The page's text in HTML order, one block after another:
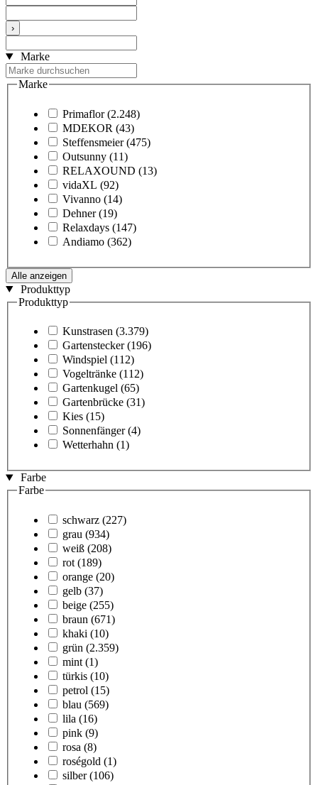
›
Marke
Marke
Primaflor (2.248)
MDEKOR (43)
Steffensmeier (475)
Outsunny (11)
RELAXOUND (13)
vidaXL (92)
Vivanno (14)
Dehner (19)
Relaxdays (147)
Andiamo (362)
Alle anzeigen
Produkttyp
Produkttyp
Kunstrasen (3.379)
Gartenstecker (196)
Windspiel (112)
Vogeltränke (112)
Gartenkugel (65)
Gartenbrücke (31)
Kies (15)
Sonnenfänger (4)
Wetterhahn (1)
Farbe
Farbe
schwarz (227)
grau (934)
weiß (208)
rot (189)
orange (20)
gelb (37)
beige (255)
braun (671)
khaki (10)
grün (2.359)
mint (1)
türkis (10)
petrol (15)
blau (569)
lila (16)
pink (9)
rosa (8)
roségold (1)
silber (106)